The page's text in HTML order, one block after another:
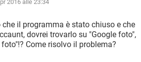
WINDOWS 10
WHATSAPP
FACEBOOK
WINDOWS 10
WHATSAPP
ANDROID
2016 alle 23:34
il programma è stato chiuso e che
dovrei trovarlo su "Google foto",
Come risolvo il problema?